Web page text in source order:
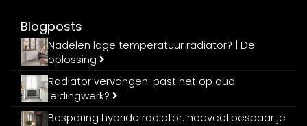
Blogposts
Nadelen lage temperatuur radiator? | De
oplossing
Radiator vervangen: past het op oud
leidingwerk?
Besparing hybride radiator: hoeveel bespaar je